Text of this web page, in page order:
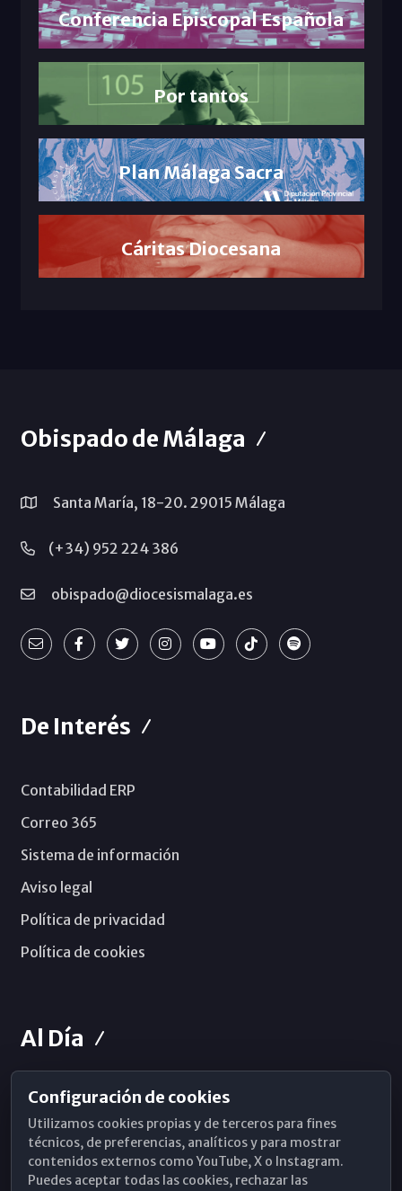
Conferencia Episcopal Española
Por tantos
Plan Málaga Sacra
Cáritas Diocesana
Obispado de Málaga
Santa María, 18-20. 29015 Málaga
(+34) 952 224 386
obispado@diocesismalaga.es
De Interés
Contabilidad ERP
Correo 365
Sistema de información
Aviso legal
Política de privacidad
Política de cookies
Al Día
Horarios de Misa
Hemeroteca
WhatsApp
Configuración de cookies
Utilizamos cookies propias y de terceros para fines
técnicos, de preferencias, analíticos y para mostrar
contenidos externos como YouTube, X o Instagram.
Puedes aceptar todas las cookies, rechazar las